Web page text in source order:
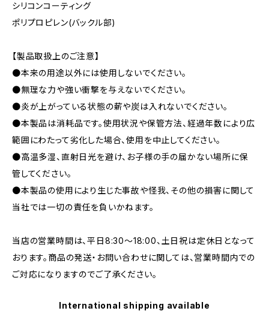
シリコンコーティング
ポリプロピレン(バックル部)
【製品取扱上のご注意】
●本来の用途以外には使用しないでください。
●無理な力や強い衝撃を与えないでください。
●炎が上がっている状態の薪や炭は入れないでください。
●本製品は消耗品です。使用状況や保管方法、経過年数により広
範囲にわたって劣化した場合、使用を中止してください。
●高温多湿、直射日光を避け、お子様の手の届かない場所に保
管してください。
●本製品の使用により生じた事故や怪我、その他の損害に関して
当社では一切の責任を負いかねます。
当店の営業時間は、平日8:30～18:00、土日祝は定休日となって
おります。商品の発送・お問い合わせに関しては、営業時間内での
ご対応になりますのでご了承ください。
International shipping available